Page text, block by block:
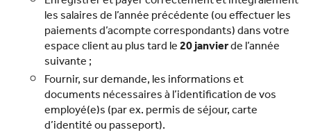
les salaires de l’année précédente (ou effectuer les
paiements d’acompte correspondants) dans votre
espace client au plus tard le20 janvierde l’année
suivante ;
Fournir, sur demande, les informations et
documents nécessaires à l’identification de vos
employé(e)s (par ex. permis de séjour, carte
d’identité ou passeport).